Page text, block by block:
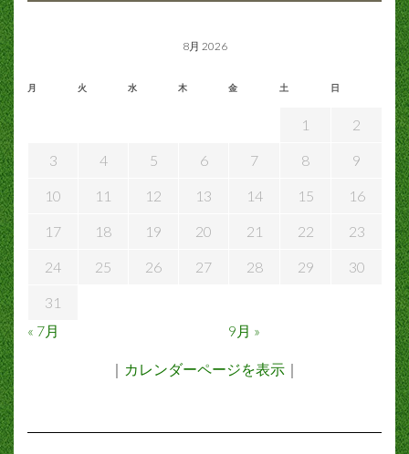
8月 2026
月 火 水 木 金 土 日
1 2
3 4 5 6 7 8 9
10 11 12 13 14 15 16
17 18 19 20 21 22 23
24 25 26 27 28 29 30
31
« 7月
9月 »
｜ カレンダーページを表示 ｜